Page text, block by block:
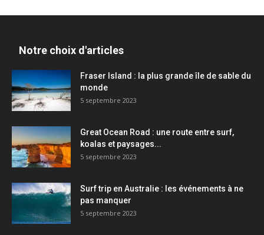
Notre choix d'articles
Fraser Island : la plus grande île de sable du
monde
5 septembre 2023
Great Ocean Road : une route entre surf,
koalas et paysages...
5 septembre 2023
Surf trip en Australie : les événements à ne
pas manquer
5 septembre 2023